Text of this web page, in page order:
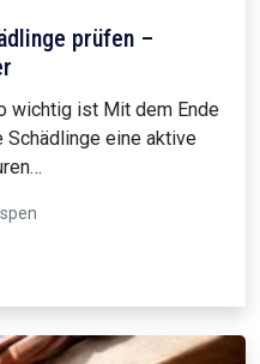
prüfen –
wichtig ist Mit dem Ende
eine aktive